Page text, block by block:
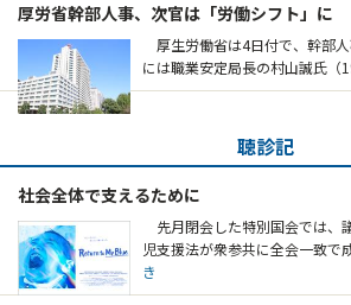
厚労省幹部人事、次官は「労働シフト」に
厚生労働省は4日付で、幹部
には職業安定局長の村山誠氏（
聴診記
社会全体で支えるために
先月閉会した特別国会では、
児支援法が衆参共に全会一致で
き